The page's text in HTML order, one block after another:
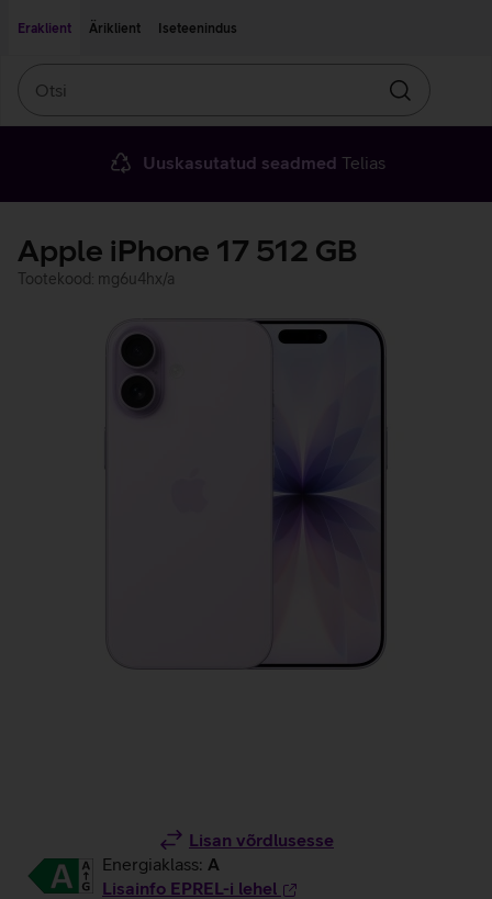
Eraklient
Äriklient Iseteenindus
Otsin
Uuskasutatud seadmed Telias
Apple iPhone 17 512 GB
Tootekood: mg6u4hx/a
Lisan võrdlusesse
Energiaklass: A
Lisainfo EPREL-i lehel